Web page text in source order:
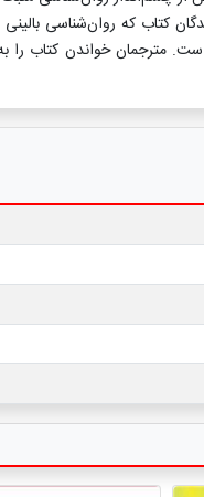
که روان‌شناسی
مترجمان خواندن کتاب